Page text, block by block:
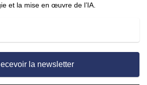
et la mise en œuvre de l’IA.
la newsletter